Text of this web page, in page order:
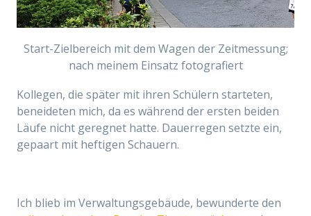
Start-Zielbereich mit dem Wagen der Zeitmessung;
nach meinem Einsatz fotografiert
Kollegen, die später mit ihren Schülern starteten,
beneideten mich, da es während der ersten beiden
Läufe nicht geregnet hatte. Dauerregen setzte ein,
gepaart mit heftigen Schauern.
Ich blieb im Verwaltungsgebäude, bewunderte den